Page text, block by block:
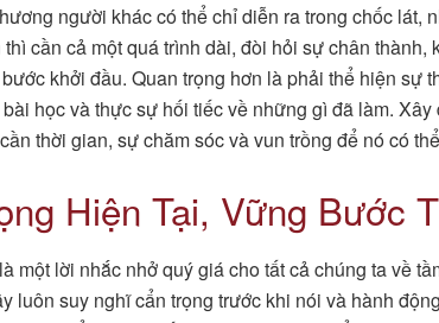
người khác có thể chỉ diễn ra trong chốc lát,
cần cả một quá trình dài, đòi hỏi sự chân thành,
khởi đầu. Quan trọng hơn là phải thể hiện sự
học và thực sự hối tiếc về những gì đã làm.
thời gian, sự chăm sóc và vun trồng để nó có
Hiện Tại, Vững Bước
một lời nhắc nhở quý giá cho tất cả chúng ta về
luôn suy nghĩ cẩn trọng trước khi nói và hành